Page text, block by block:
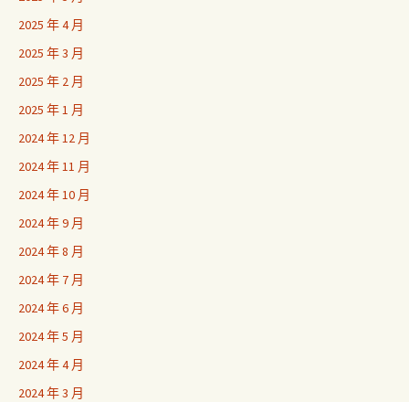
2025 年 4 月
2025 年 3 月
2025 年 2 月
2025 年 1 月
2024 年 12 月
2024 年 11 月
2024 年 10 月
2024 年 9 月
2024 年 8 月
2024 年 7 月
2024 年 6 月
2024 年 5 月
2024 年 4 月
2024 年 3 月